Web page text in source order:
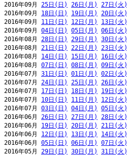
2016年09月 25日(日) 26日(月) 27日(火)
2016年09月 18日(日) 19日(月) 20日(火)
2016年09月 11日(日) 12日(月) 13日(火)
2016年09月 04日(日) 05日(月) 06日(火)
2016年08月 28日(日) 29日(月) 30日(火)
2016年08月 21日(日) 22日(月) 23日(火)
2016年08月 14日(日) 15日(月) 16日(火)
2016年08月 07日(日) 08日(月) 09日(火)
2016年07月 31日(日) 01日(月) 02日(火)
2016年07月 24日(日) 25日(月) 26日(火)
2016年07月 17日(日) 18日(月) 19日(火)
2016年07月 10日(日) 11日(月) 12日(火)
2016年07月 03日(日) 04日(月) 05日(火)
2016年06月 26日(日) 27日(月) 28日(火)
2016年06月 19日(日) 20日(月) 21日(火)
2016年06月 12日(日) 13日(月) 14日(火)
2016年06月 05日(日) 06日(月) 07日(火)
2016年05月 29日(日) 30日(月) 31日(火)